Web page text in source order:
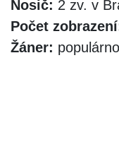
Nosič: 2 zv. v
Počet
Žáner: